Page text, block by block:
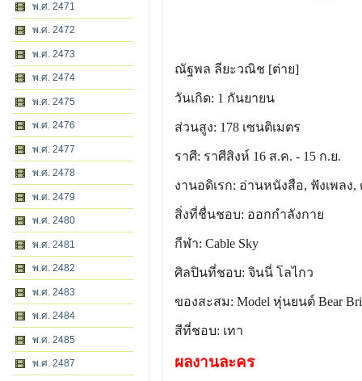
พ.ศ. 2471
พ.ศ. 2472
พ.ศ. 2473
พ.ศ. 2474
พ.ศ. 2475
พ.ศ. 2476
พ.ศ. 2477
พ.ศ. 2478
พ.ศ. 2479
พ.ศ. 2480
พ.ศ. 2481
พ.ศ. 2482
พ.ศ. 2483
พ.ศ. 2484
พ.ศ. 2485
พ.ศ. 2487
ณัฐพล ลียะวณิช [ต่าย]
วันเกิด: 1 กันยายน
ส่วนสูง: 178 เซนติเมตร
ราศี: ราศีสิงห์ 16 ส.ค. - 15 ก.ย.
งานอดิเรก: อ่านหนังสือ, ฟังเพลง,
สิ่งที่ชื่นชอบ: ออกกำลังกาย
กีฬา: Cable Sky
ศิลปินที่ชอบ: จินนี่ โลไกว
ของสะสม: Model หุ่นยนต์ Bear
สีที่ชอบ: เทา
ผลงานละคร